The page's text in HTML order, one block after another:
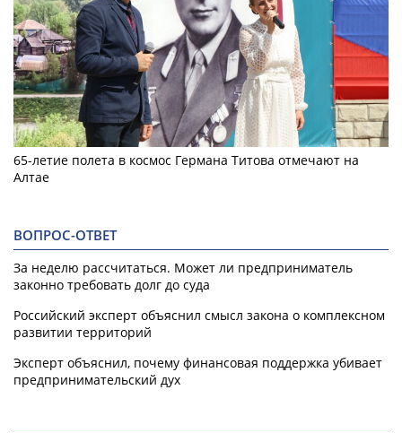
65-летие полета в космос Германа Титова отмечают на
Алтае
ВОПРОС-ОТВЕТ
За неделю рассчитаться. Может ли предприниматель
законно требовать долг до суда
Российский эксперт объяснил смысл закона о комплексном
развитии территорий
Эксперт объяснил, почему финансовая поддержка убивает
предпринимательский дух